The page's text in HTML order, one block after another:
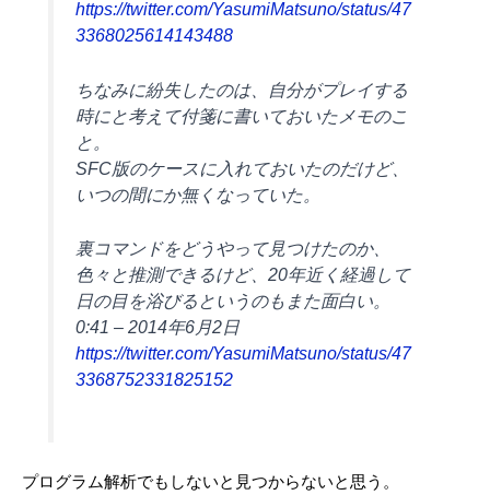
https://twitter.com/YasumiMatsuno/status/47
3368025614143488
ちなみに紛失したのは、自分がプレイする
時にと考えて付箋に書いておいたメモのこ
と。
SFC版のケースに入れておいたのだけど、
いつの間にか無くなっていた。
裏コマンドをどうやって見つけたのか、
色々と推測できるけど、20年近く経過して
日の目を浴びるというのもまた面白い。
0:41 – 2014年6月2日
https://twitter.com/YasumiMatsuno/status/47
3368752331825152
プログラム解析でもしないと見つからないと思う。